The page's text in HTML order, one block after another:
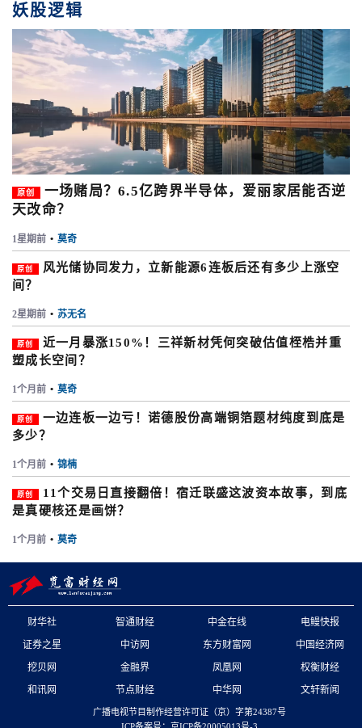
妖股逻辑
原创
一场赌局？6.5亿跨界半导体，爱丽家居能否逆
天改命？
1星期前 • 莫奇
原创
风光储协同发力，立新能源6连板后还有多少上涨空
间？
2星期前 • 苏无名
原创
近一月暴涨150%！三祥新材凭何突破估值桎梏并重
塑成长空间？
1个月前 • 莫奇
原创
一边连板一边亏！诺德股份高端铜箔题材纯度到底是
多少？
1个月前 • 锦楠
原创
11个交易日直接翻倍！宿迁联盛这波资本故事，到底
是真硬核还是画饼？
1个月前 • 莫奇
财华社 智通财经 中金在线
电鳗快报
证券之星
中访网 东方财富网
中国经济网
挖贝网
金融界 凤凰网
权衡财经
和讯网
节点财经 中华网 文轩新闻
广播电视节目制作经营许可证（京）字第24387号